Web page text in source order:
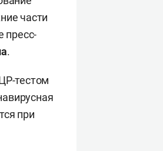
части
пресс-
.
тестом
при